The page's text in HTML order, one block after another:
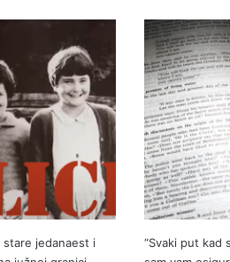
stare jedanaest i
“Svaki put kad